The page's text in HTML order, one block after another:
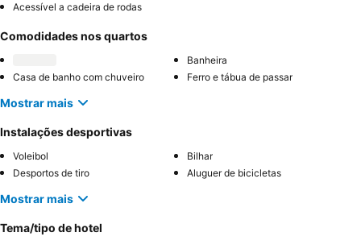
Acessível a cadeira de rodas
Comodidades nos quartos
Banheira
Casa de banho com chuveiro
Ferro e tábua de passar
Mostrar mais
Instalações desportivas
Voleibol
Bilhar
Desportos de tiro
Aluguer de bicicletas
Mostrar mais
Tema/tipo de hotel